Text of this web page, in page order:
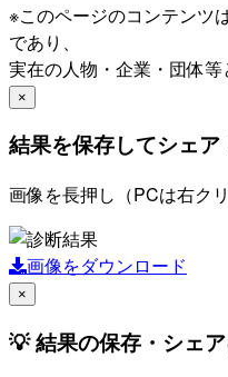
※このページのコンテンツ
であり、
実在の人物・企業・団体等
×
結果を保存してシェア
画像を長押し（PCは右ク
画像をダウンロード
×
💡 結果の保存・シェ